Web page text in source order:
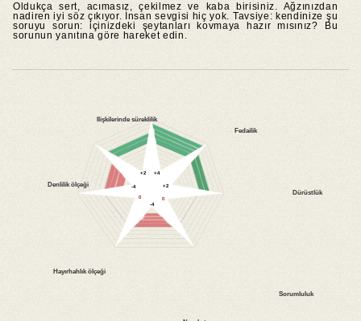
Oldukça sert, acımasız, çekilmez ve kaba birisiniz. Ağzınızdan
nadiren iyi söz çıkıyor. İnsan sevgisi hiç yok. Tavsiye: kendinize şu
soruyu sorun: içinizdeki şeytanları kovmaya hazır mısınız? Bu
sorunun yanıtına göre hareket edin.